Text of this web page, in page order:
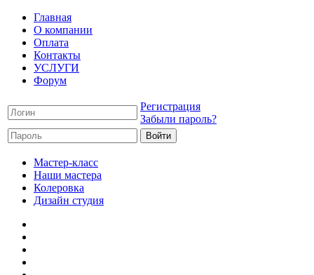
Главная
О компании
Оплата
Контакты
УСЛУГИ
Форум
Регистрация
Забыли пароль?
Мастер-класс
Наши мастера
Колеровка
Дизайн студия